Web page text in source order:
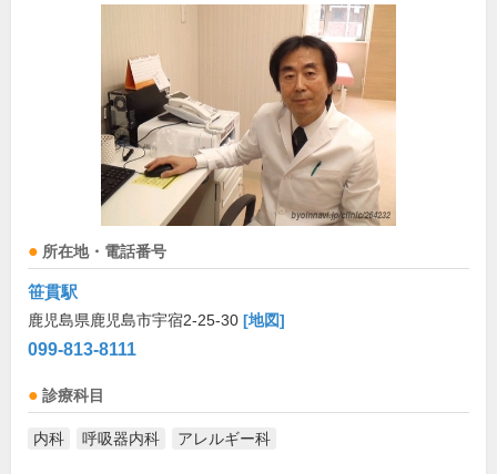
所在地・電話番号
笹貫駅
鹿児島県鹿児島市宇宿2-25-30 [地図]
099-813-8111
診療科目
内科 呼吸器内科 アレルギー科